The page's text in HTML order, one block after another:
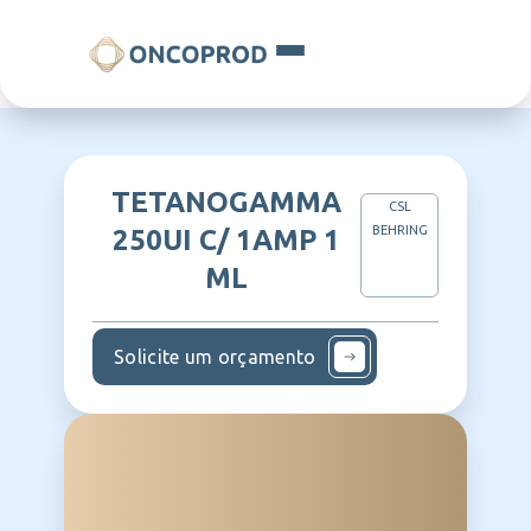
TETANOGAMMA
250UI C/ 1AMP 1
ML
CSL
BEHRING
Solicite um orçamento